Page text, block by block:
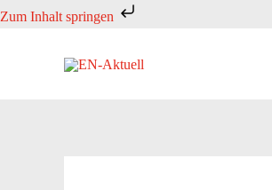
Zum Inhalt springen
Zum